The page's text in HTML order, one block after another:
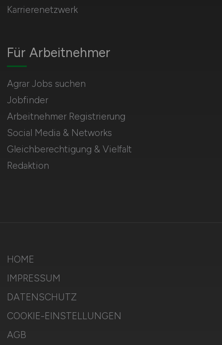
Für Arbeitnehmer
Agrar Jobs suchen
Jobfinder
Arbeitnehmer Registrierung
Social Media & Networks
Gleichberechtigung & Vielfalt
Redaktion
Karrierenetzwerk
HOME
IMPRESSUM
DATENSCHUTZ
COOKIE-EINSTELLUNGEN
AGB